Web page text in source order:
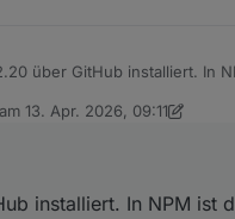
über GitHub installiert. In
13. Apr. 2026, 09:11
von DasBo1975
installiert. In NPM ist